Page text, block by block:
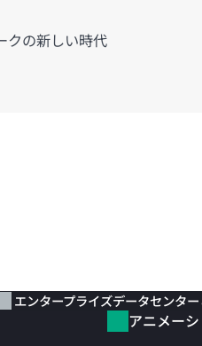
クの新しい時代
エンタープライズデータセンタ
アニメー